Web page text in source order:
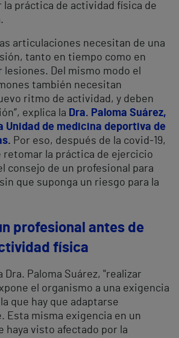
la práctica de actividad física de
articulaciones necesitan de una
tanto en tiempo como en
lesiones. Del mismo modo el
también necesitan
ritmo de actividad, y deben
explica la Dra. Paloma Suárez,
Unidad de medicina deportiva de
. Por eso, después de la covid-19,
retomar la práctica de ejercicio
consejo de un profesional para
que suponga un riesgo para la
profesional antes de
física
Dra. Paloma Suárez, "realizar
el organismo a una exigencia
que hay que adaptarse
Esta misma exigencia en un
haya visto afectado por la